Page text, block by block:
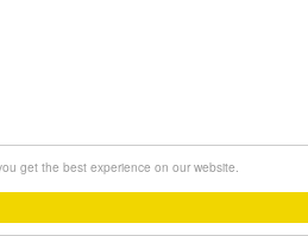
get the best experience on our website.